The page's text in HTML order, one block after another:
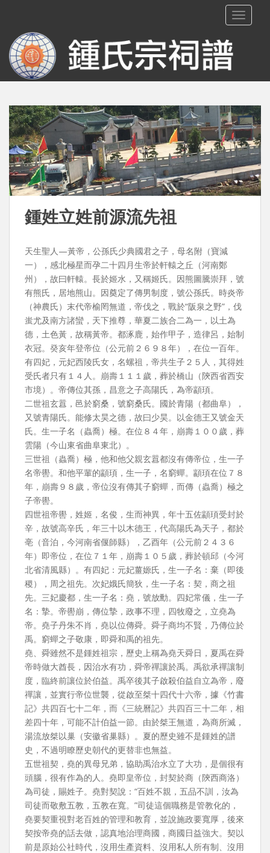
鍾姓立姓前源流先祖
天生聖人—黃帝，公孫氏少典國君之子，母名附（寶減
一），感北極星而孕二十四月生帝於軒轅之丘（河南鄭
州），故曰軒轅。長於姬水，又稱姬氏。因熊圖騰崇拜，號
有熊氏，居地熊山。因奠定了傳男制度，號公孫氏。時炎帝
（神農氏）末代帝榆罔無道，帝伐之，戰於“阪泉之野”，伐
蚩尤及南方諸蠻，天下推尊，華夏二族合二為一，以土為
德，土色黃，故稱黃帝。都涿鹿，始作甲子，造律呂，始制
衣冠。癸亥年登帝位（公元前２６９８年），在位一百年。
有四妃，元妃西陵氏女，名螺祖，帝共生子２５人，其得姓
受氏者只有１４人。崩壽１１１歲，葬於橋山（陝西省西安
市境）。帝傳位其孫，昌意之子高陽氏，為帝顓頊。
二世祖玄囂，邑於窮桑，號窮桑氏。國於青陽（都曲阜），
又號青陽氏。能修太昊之德，故曰少昊。以金德王又號金天
氏。生一子名（蟲喬）極。在位８４年，崩壽１００歲，葬
雲陽（今山東省曲阜東北）。
三世祖（蟲喬）極，他和他父親玄囂都沒有傳帝位，生一子
名帝嚳。和他平輩的顓頊，生一子，名窮蟬。顓頊在位７８
年，崩壽９８歲，帝位沒有傳其子窮蟬，而傳（蟲喬）極之
子帝嚳。
四世祖帝嚳，姓姬，名俊，生而神異，年十五佐顓頊受封於
辛，故號高辛氏，年三十以木德王，代高陽氏為天子，都於
亳（音泊，今河南省偃師縣），乙酉年（公元前２４３６
年）即帝位，在位７１年，崩壽１０５歲，葬於頓邱（今河
北省清風縣）。有四妃：元妃薑嫄氏，生一子名：棄（即後
稷），周之祖先。次妃娥氏簡狄，生一子名：契，商之祖
先。三妃慶都，生一子名：堯，號放勳。四妃常儀，生一子
名：摯。帝嚳崩，傳位摯，政事不理，四牧廢之，立堯為
帝。堯子丹朱不肖，堯以位傳舜。舜子商均不賢，乃傳位於
禹。窮蟬之子敬康，即舜和禹的祖先。
堯、舜雖然不是鍾姓祖宗，歷史上稱為堯天舜日，夏禹在舜
帝時做大酋長，因治水有功，舜帝禪讓於禹。禹欲承禪讓制
度，臨終前讓位於伯益。禹卒後其子啟殺伯益自立為帝，廢
禪讓，並實行帝位世襲，從啟至桀十四代十六帝，據《竹書
記》共四百七十二年，而《三統曆記》共四百三十二年，相
差四十年，可能不計伯益一節。由於桀王無道，為商所滅，
湯流放桀以巢（安徽省巢縣）。夏的歷史雖不是鍾姓的譜
史，不過明瞭歷史朝代的更替非也無益。
五世祖契，堯的異母兄弟，協助禹治水立了大功，是個很有
頭腦，很有作為的人。堯即皇帝位，封契於商（陝西商洛）
為司徒，賜姓子。堯對契說：“百姓不親，五品不訓，汝為
司徒而敬敷五教，五教在寬。”司徒這個職務是管教化的，
堯要契重視對老百姓的管理和教育，並說施政要寬厚，後來
契按帝堯的話去做，認真地治理商國，商國日益強大。契以
前是原始公社時代，沒用生產資料、沒用私人所有制、沒用